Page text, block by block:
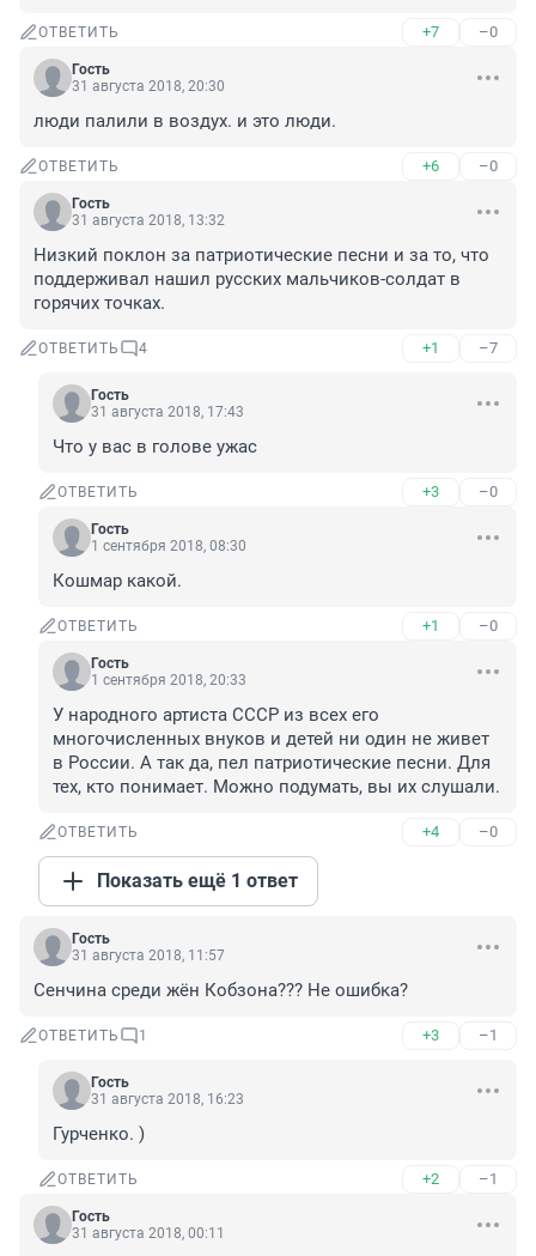
ОТВЕТИТЬ +7 –0
Гость
31 августа 2018, 20:30
люди палили в воздух. и это люди.
ОТВЕТИТЬ +6 –0
Гость
31 августа 2018, 13:32
Низкий поклон за патриотические песни и за то, что
поддерживал нашил русских мальчиков-солдат в
горячих точках.
ОТВЕТИТЬ 4 +1 –7
Гость
31 августа 2018, 17:43
Что у вас в голове ужас
ОТВЕТИТЬ +3 –0
Гость
1 сентября 2018, 08:30
Кошмар какой.
ОТВЕТИТЬ +1 –0
Гость
1 сентября 2018, 20:33
У народного артиста СССР из всех его
многочисленных внуков и детей ни один не живет
в России. А так да, пел патриотические песни. Для
тех, кто понимает. Можно подумать, вы их слушали.
ОТВЕТИТЬ +4 –0
Показать ещё 1 ответ
Гость
31 августа 2018, 11:57
Сенчина среди жён Кобзона??? Не ошибка?
ОТВЕТИТЬ 1 +3 –1
Гость
31 августа 2018, 16:23
Гурченко. )
ОТВЕТИТЬ +2 –1
Гость
31 августа 2018, 00:11